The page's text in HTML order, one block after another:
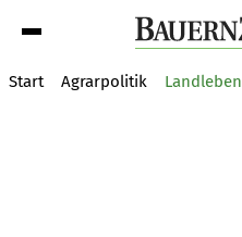
Start Agrarpolitik Landleben